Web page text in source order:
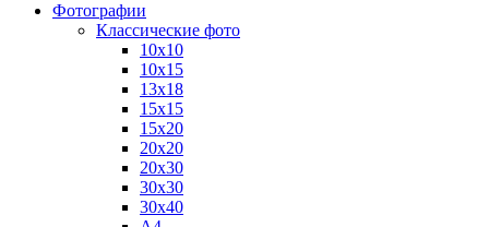
Фотографии
Классические фото
10х10
10х15
13х18
15х15
15х20
20х20
20х30
30х30
30х40